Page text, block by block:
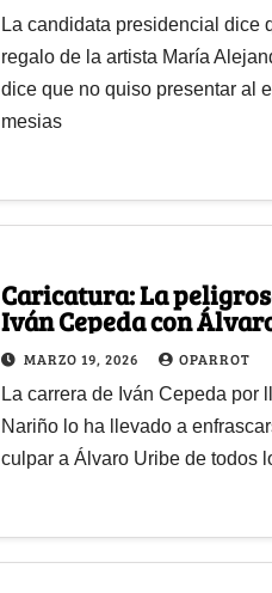
La candidata presidencial dice
regalo de la artista María
dice que no quiso presentar al
mesias
Caricatura: La
Iván Cepeda con
MARZO 19, 2026 OPARROT
La carrera de Iván Cepeda por
Nariño lo ha llevado a
culpar a Álvaro Uribe de todos